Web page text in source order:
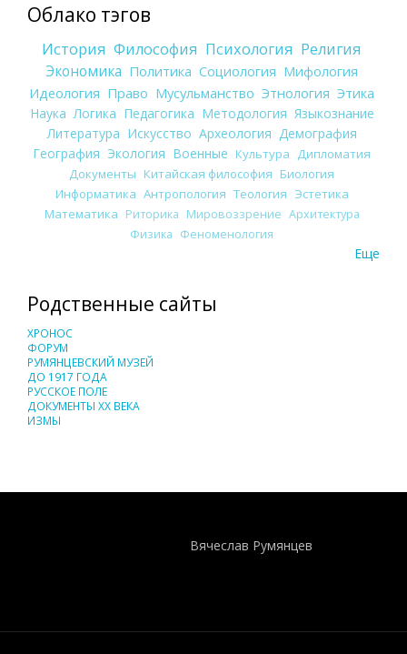
Облако тэгов
История Философия Психология Религия
Экономика Политика Социология Мифология
Идеология Право Мусульманство Этнология Этика
Наука Логика Педагогика Методология Языкознание
Литература Искусство Археология Демография
География Экология Военные Культура
Дипломатия
Документы Китайская философия Биология
Информатика Антропология Теология Эстетика
Математика Риторика Мировоззрение Архитектура
Физика Феноменология
Еще
Родственные сайты
ХРОНОС
ФОРУМ
РУМЯНЦЕВСКИЙ МУЗЕЙ
ДО 1917 ГОДА
РУССКОЕ ПОЛЕ
ДОКУМЕНТЫ XX ВЕКА
ИЗМЫ
Вячеслав Румянцев